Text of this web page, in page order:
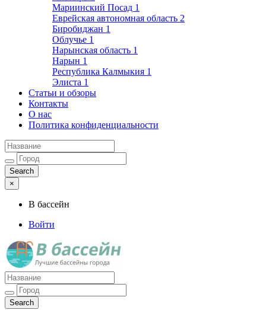
Мариинский Посад 1
Еврейская автономная область 2
Биробиджан 1
Облучье 1
Нарынская область 1
Нарын 1
Республика Калмыкия 1
Элиста 1
Статьи и обзоры
Контакты
О нас
Политика конфиденциальности
×
В бассейн
Войти
Лучшие бассейны города